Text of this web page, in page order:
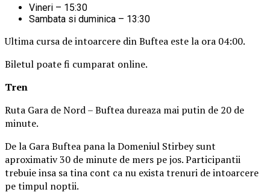
Vineri – 15:30
Sambata si duminica – 13:30
Ultima cursa de intoarcere din Buftea este la ora 04:00.
Biletul poate fi cumparat online.
Tren
Ruta Gara de Nord – Buftea dureaza mai putin de 20 de
minute.
De la Gara Buftea pana la Domeniul Stirbey sunt
aproximativ 30 de minute de mers pe jos. Participantii
trebuie insa sa tina cont ca nu exista trenuri de intoarcere
pe timpul noptii.